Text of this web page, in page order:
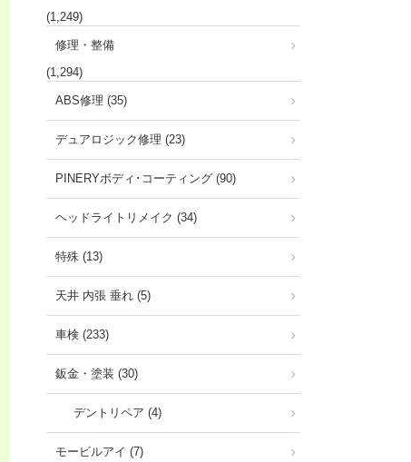
(1,249)
修理・整備
(1,294)
ABS修理 (35)
デュアロジック修理 (23)
PINERYボディ･コーティング (90)
ヘッドライトリメイク (34)
特殊 (13)
天井 内張 垂れ (5)
車検 (233)
鈑金・塗装 (30)
デントリペア (4)
モービルアイ (7)